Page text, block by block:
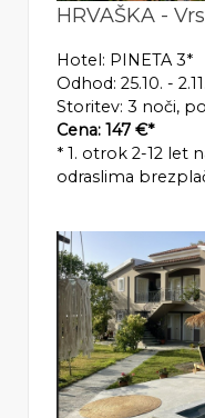
HRVAŠKA -
Hotel: PINETA 3*
Odhod: 25.10. - 2.11.
Storitev: 3 noči,
Cena: 147 €*
* 1. otrok 2-12 let
odraslima